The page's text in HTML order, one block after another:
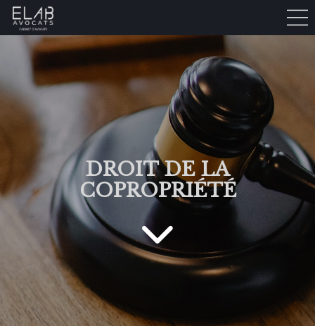
DROIT DE LA
COPROPRIÉTÉ